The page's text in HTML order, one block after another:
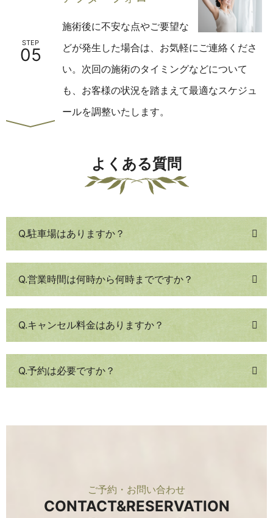
STEP
05
施術後に不安な点やご要望な
どが発生した場合は、お気軽にご連絡くださ
い。 次回の施術のタイミングなどについて
も、お客様の状況を踏まえて最適なスケジュ
ールを調整いたします。
よくある質問
Q.駐車場はありますか？
Q.営業時間は何時から何時までですか？
Q.キャンセル料金はありますか？
Q.予約は必要ですか？
ご予約・お問い合わせ
CONTACT&RESERVATION